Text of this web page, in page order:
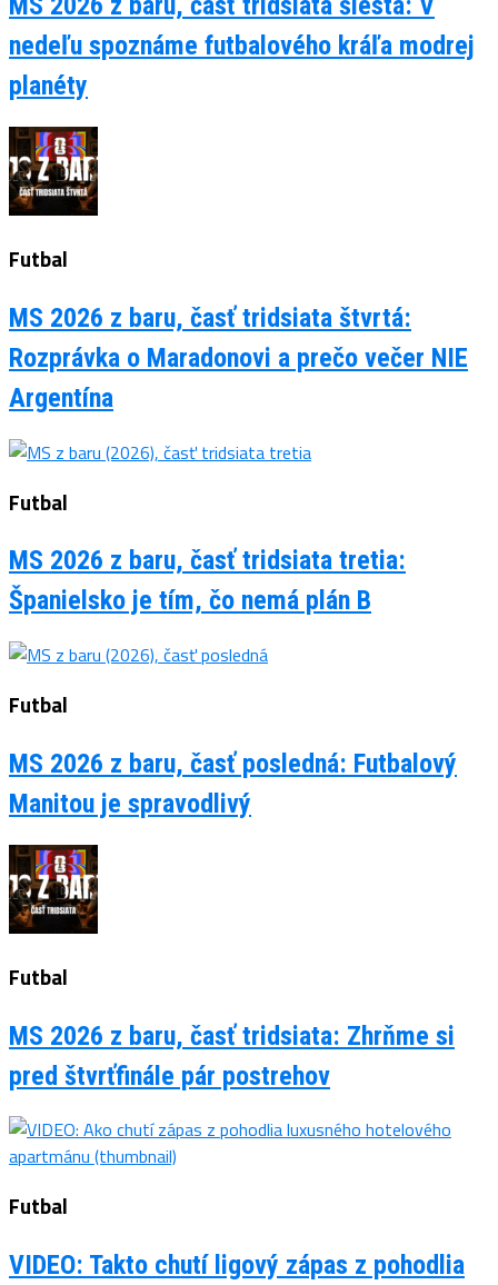
nedeľu spoznáme futbalového kráľa modrej
planéty
Futbal
MS 2026 z baru, časť tridsiata štvrtá:
Rozprávka o Maradonovi a prečo večer NIE
Argentína
Futbal
MS 2026 z baru, časť tridsiata tretia:
Španielsko je tím, čo nemá plán B
Futbal
MS 2026 z baru, časť posledná: Futbalový
Manitou je spravodlivý
Futbal
MS 2026 z baru, časť tridsiata: Zhrňme si
pred štvrťfinále pár postrehov
Futbal
VIDEO: Takto chutí ligový zápas z pohodlia